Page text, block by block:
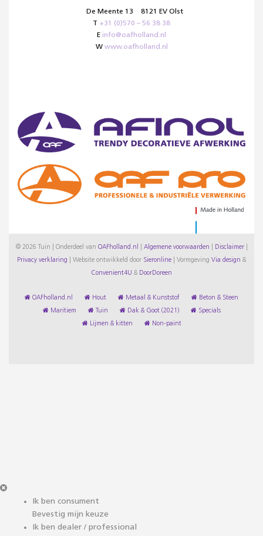
De Meente 13
8121 EV Olst
T +31 (0)570 – 56 38 38
E info@oafholland.nl
W www.oafholland.nl
© 2026 Tuin | Onderdeel van OAFholland.nl Algemene voorwaarden Disclaimer
Privacy verklaring Website ontwikkeld door Sieronline Vormgeving Via design &
Convenient4U & DoorDoreen
OAFholland.nl Hout Metaal & Kunststof Beton & Steen
Maritiem Tuin Dak & Goot (2021) Specials
Lijmen & kitten Non-paint
Ik ben consument
Bevestig mijn keuze
Ik ben dealer / professional